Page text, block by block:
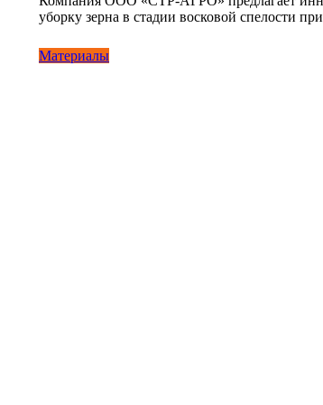
уборку зерна в стадии восковой спелости
Материалы